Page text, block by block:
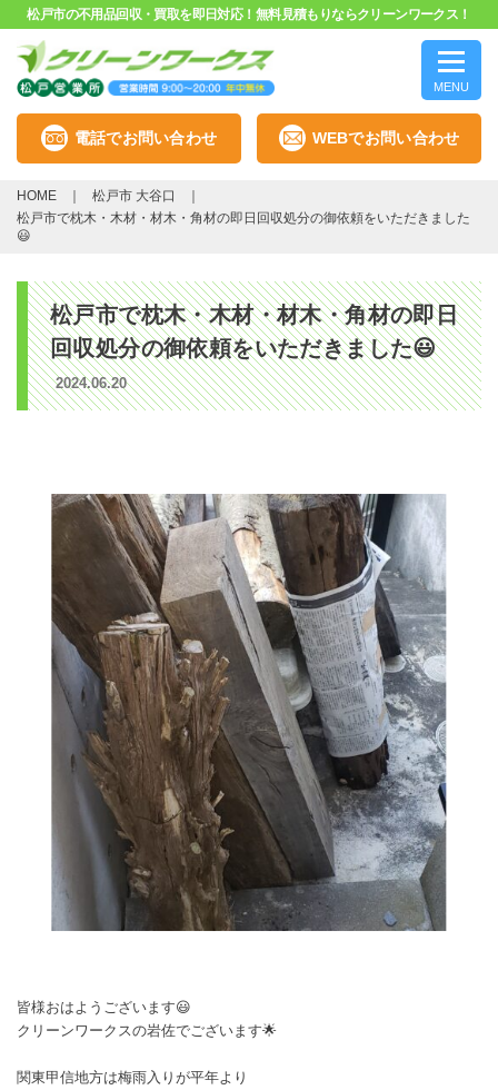
松戸市の不用品回収・買取を即日対応！無料見積もりならクリーンワークス！
MENU
電話でお問い合わせ WEBでお問い合わせ
HOME
松戸市 大谷口
松戸市で枕木・木材・材木・角材の即日回収処分の御依頼をいただきました
😃
松戸市で枕木・木材・材木・角材の即日
回収処分の御依頼をいただきました😃
2024.06.20
皆様おはようございます😃
クリーンワークスの岩佐でございます🌟
関東甲信地方は梅雨入りが平年より